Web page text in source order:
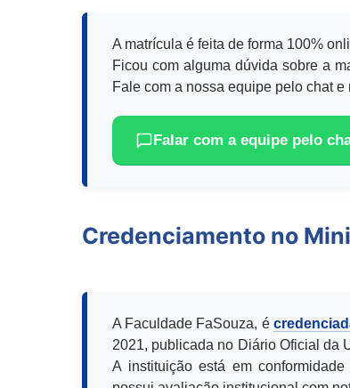
A matrícula é feita de forma 100%
Ficou com alguma dúvida sobre a
Fale com a nossa equipe pelo chat
Falar com a equipe pelo
Credenciamento no
A Faculdade FaSouza, é
2021, publicada no Diário Oficial da
A instituição está em